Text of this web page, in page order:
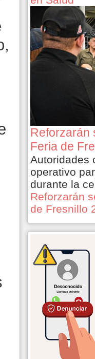
Reforzarán
Feria de
Autoridades
operativo
durante la
Reforzarán
de Fresnillo